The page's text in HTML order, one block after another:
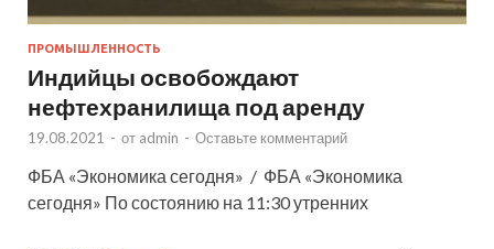
ПРОМЫШЛЕННОСТЬ
Индийцы освобождают
нефтехранилища под аренду
19.08.2021 - от admin - Оставьте комментарий
ФБА «Экономика сегодня» / ФБА «Экономика
сегодня» По состоянию на 11:30 утренних